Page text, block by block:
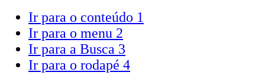
Ir para o conteúdo 1
Ir para o menu 2
Ir para a Busca 3
Ir para o rodapé 4